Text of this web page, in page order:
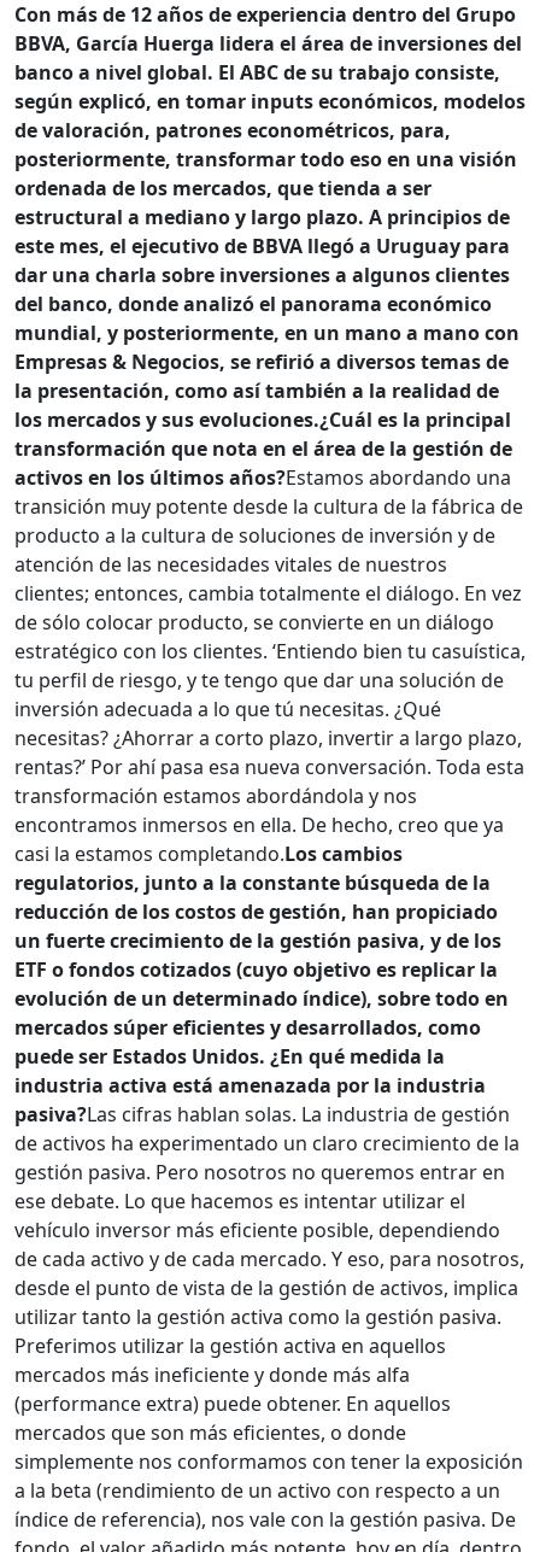
Con más de 12 años de experiencia dentro del Grupo
BBVA, García Huerga lidera el área de inversiones del
banco a nivel global. El ABC de su trabajo consiste,
según explicó, en tomar inputs económicos, modelos
de valoración, patrones econométricos, para,
posteriormente, transformar todo eso en una visión
ordenada de los mercados, que tienda a ser
estructural a mediano y largo plazo. A principios de
este mes, el ejecutivo de BBVA llegó a Uruguay para
dar una charla sobre inversiones a algunos clientes
del banco, donde analizó el panorama económico
mundial, y posteriormente, en un mano a mano con
Empresas & Negocios, se refirió a diversos temas de
la presentación, como así también a la realidad de
los mercados y sus evoluciones.¿Cuál es la principal
transformación que nota en el área de la gestión de
activos en los últimos años?Estamos abordando una
transición muy potente desde la cultura de la fábrica de
producto a la cultura de soluciones de inversión y de
atención de las necesidades vitales de nuestros
clientes; entonces, cambia totalmente el diálogo. En vez
de sólo colocar producto, se convierte en un diálogo
estratégico con los clientes. ‘Entiendo bien tu casuística,
tu perfil de riesgo, y te tengo que dar una solución de
inversión adecuada a lo que tú necesitas. ¿Qué
necesitas? ¿Ahorrar a corto plazo, invertir a largo plazo,
rentas?’ Por ahí pasa esa nueva conversación. Toda esta
transformación estamos abordándola y nos
encontramos inmersos en ella. De hecho, creo que ya
casi la estamos completando.Los cambios
regulatorios, junto a la constante búsqueda de la
reducción de los costos de gestión, han propiciado
un fuerte crecimiento de la gestión pasiva, y de los
ETF o fondos cotizados (cuyo objetivo es replicar la
evolución de un determinado índice), sobre todo en
mercados súper eficientes y desarrollados, como
puede ser Estados Unidos. ¿En qué medida la
industria activa está amenazada por la industria
pasiva?Las cifras hablan solas. La industria de gestión
de activos ha experimentado un claro crecimiento de la
gestión pasiva. Pero nosotros no queremos entrar en
ese debate. Lo que hacemos es intentar utilizar el
vehículo inversor más eficiente posible, dependiendo
de cada activo y de cada mercado. Y eso, para nosotros,
desde el punto de vista de la gestión de activos, implica
utilizar tanto la gestión activa como la gestión pasiva.
Preferimos utilizar la gestión activa en aquellos
mercados más ineficiente y donde más alfa
(performance extra) puede obtener. En aquellos
mercados que son más eficientes, o donde
simplemente nos conformamos con tener la exposición
a la beta (rendimiento de un activo con respecto a un
índice de referencia), nos vale con la gestión pasiva. De